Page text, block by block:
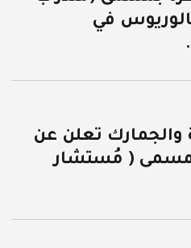
في
والجمارك تعلن عن
( مُستشار